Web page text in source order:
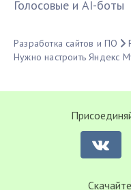
Голосовые и AI-боты
Разработка сайтов и ПО
Нужно настроить Яндекс